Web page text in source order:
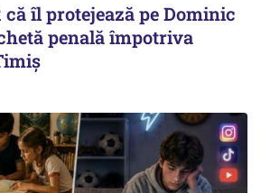
că îl protejează pe Dominic
penală împotriva